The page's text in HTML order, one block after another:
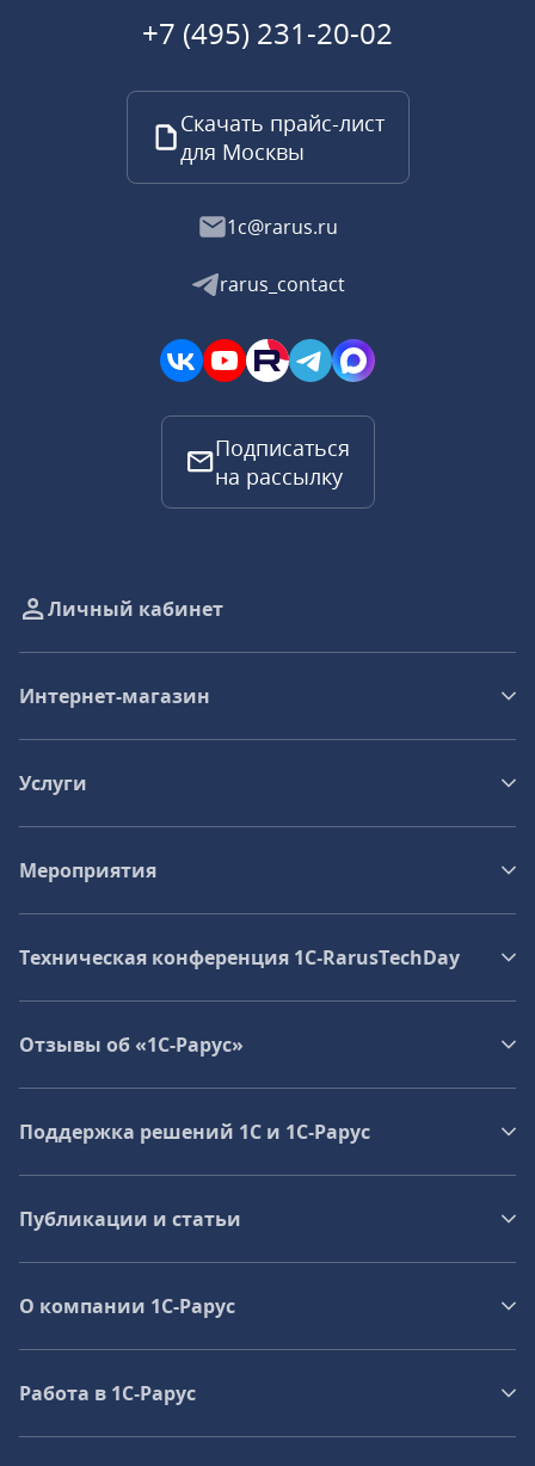
+7 (495) 231-20-02
Скачать прайс-лист
для Москвы
1c@rarus.ru
rarus_contact
Подписаться
на рассылку
Личный кабинет
Интернет-магазин
Услуги
Мероприятия
Техническая конференция 1C‑RarusTechDay
Отзывы об «1С-Рарус»
Поддержка решений 1С и 1С‑Рарус
Публикации и статьи
О компании 1C-Рарус
Работа в 1С‑Рарус